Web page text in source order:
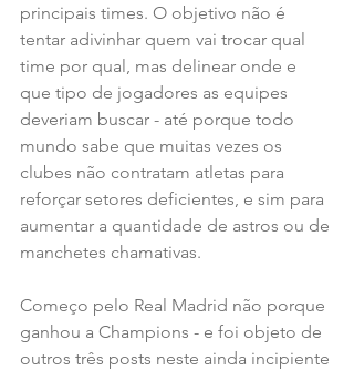
principais times. O objetivo não é
tentar adivinhar quem vai trocar qual
time por qual, mas delinear onde e
que tipo de jogadores as equipes
deveriam buscar - até porque todo
mundo sabe que muitas vezes os
clubes não contratam atletas para
reforçar setores deficientes, e sim para
aumentar a quantidade de astros ou de
manchetes chamativas.
Começo pelo Real Madrid não porque
ganhou a Champions - e foi objeto de
outros três posts neste ainda incipiente